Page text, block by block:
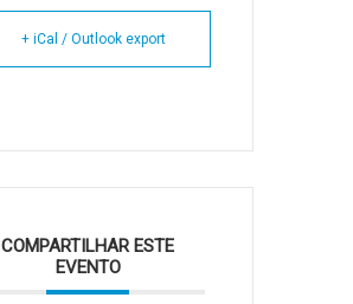
+ iCal / Outlook export
COMPARTILHAR ESTE
EVENTO